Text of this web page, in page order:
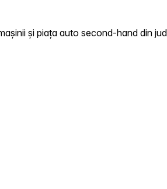
și piața auto second-hand din